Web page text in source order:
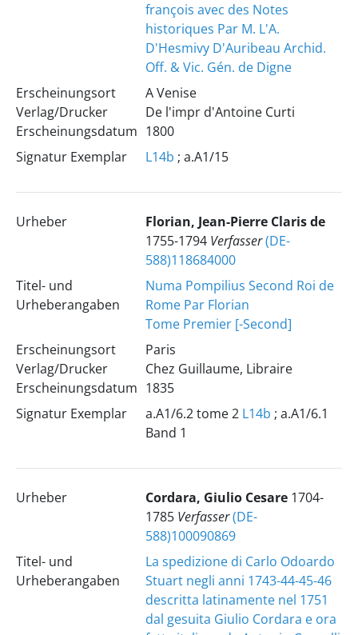
françois avec des Notes
historiques Par M. L'A.
D'Hesmivy D'Auribeau Archid.
Off. & Vic. Gén. de Digne
Erscheinungsort
Verlag/Drucker
Erscheinungsdatum
A Venise
De l'impr d'Antoine Curti
1800
Signatur Exemplar
L14b ; a.A1/15
Urheber
Florian, Jean-Pierre Claris de
1755-1794 Verfasser(DE-
588)118684000
Titel- und
Urheberangaben
Numa Pompilius Second Roi de
Rome Par Florian
Tome Premier [-Second]
Erscheinungsort
Verlag/Drucker
Erscheinungsdatum
Paris
Chez Guillaume, Libraire
1835
Signatur Exemplar
a.A1/6.2 tome 2 L14b ; a.A1/6.1
Band 1
Urheber Cordara, Giulio Cesare 1704-
1785 Verfasser(DE-
588)100090869
Titel- und
Urheberangaben
La spedizione di Carlo Odoardo
Stuart negli anni 1743-44-45-46
descritta latinamente nel 1751
dal gesuita Giulio Cordara e ora